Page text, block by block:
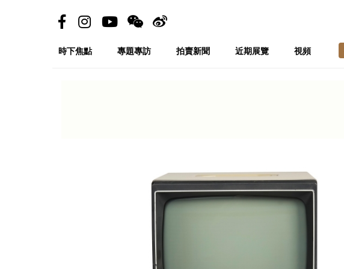
時下焦點 專題專訪 拍賣新聞 近期展覽 視頻